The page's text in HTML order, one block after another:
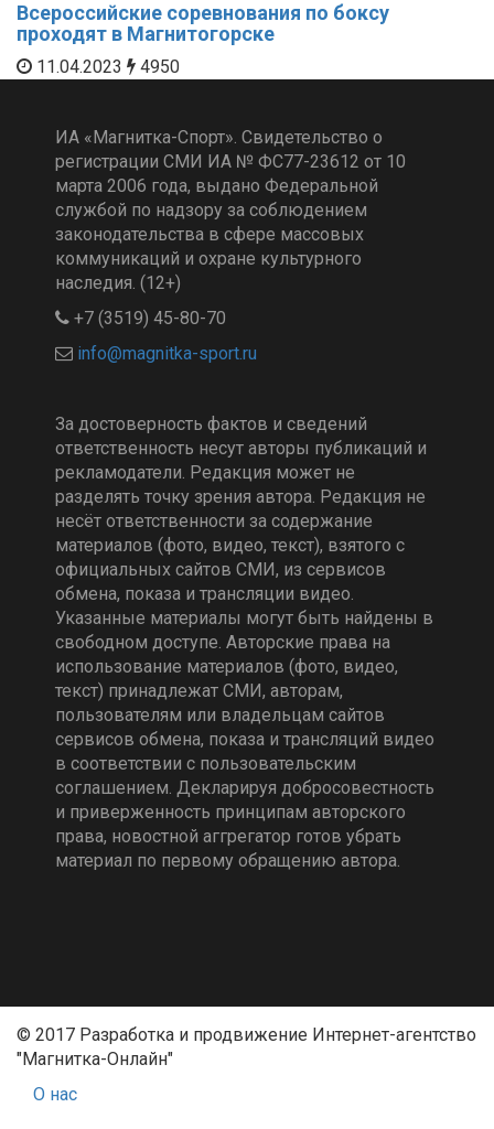
Всероссийские соревнования по боксу
проходят в Магнитогорске
11.04.2023 4950
ИА «Магнитка-Спорт». Свидетельство о
регистрации СМИ ИА № ФС77-23612 от 10
марта 2006 года, выдано Федеральной
службой по надзору за соблюдением
законодательства в сфере массовых
коммуникаций и охране культурного
наследия. (12+)
+7 (3519) 45-80-70
За достоверность фактов и сведений
ответственность несут авторы публикаций и
рекламодатели. Редакция может не
разделять точку зрения автора. Редакция не
несёт ответственности за содержание
материалов (фото, видео, текст), взятого с
официальных сайтов СМИ, из сервисов
обмена, показа и трансляции видео.
Указанные материалы могут быть найдены в
свободном доступе. Авторские права на
использование материалов (фото, видео,
текст) принадлежат СМИ, авторам,
пользователям или владельцам сайтов
сервисов обмена, показа и трансляций видео
в соответствии с пользовательским
соглашением. Декларируя добросовестность
и приверженность принципам авторского
права, новостной аггрегатор готов убрать
материал по первому обращению автора.
© 2017 Разработка и продвижение Интернет-агентство
"Магнитка-Онлайн"
О нас